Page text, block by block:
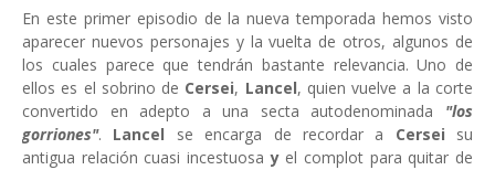
En este primer episodio de la nueva temporada hemos visto
aparecer nuevos personajes y la vuelta de otros, algunos de
los cuales parece que tendrán bastante relevancia. Uno de
ellos es el sobrino de Cersei, Lancel, quien vuelve a la corte
convertido en adepto a una secta autodenominada "los
gorriones". Lancel se encarga de recordar a Cersei su
antigua relación cuasi incestuosa y el complot para quitar de